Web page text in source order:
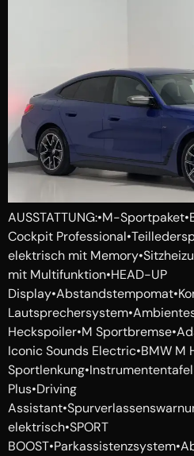
AUSSTATTUNG:•M-
Cockpit
elektrisch mit
mit Multifunktion•HEAD-UP
Heckspoiler•M
Iconic Sounds Electric•BMW M
Plus•Driving
elektrisch•SPORT